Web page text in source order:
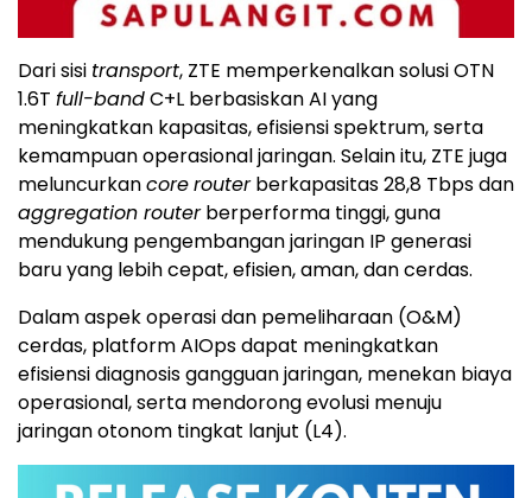
Dari sisi transport, ZTE memperkenalkan solusi OTN
1.6T full-bandC+L berbasiskan AI yang
meningkatkan kapasitas, efisiensi spektrum, serta
kemampuan operasional jaringan. Selain itu, ZTE juga
meluncurkancorerouterberkapasitas 28,8 Tbps dan
aggregation routerberperforma tinggi, guna
mendukung pengembangan jaringan IP generasi
baru yang lebih cepat, efisien, aman, dan cerdas.
Dalam aspek operasi dan pemeliharaan (O&M)
cerdas, platform AIOps dapat meningkatkan
efisiensi diagnosis gangguan jaringan, menekan biaya
operasional, serta mendorong evolusi menuju
jaringan otonom tingkat lanjut (L4).